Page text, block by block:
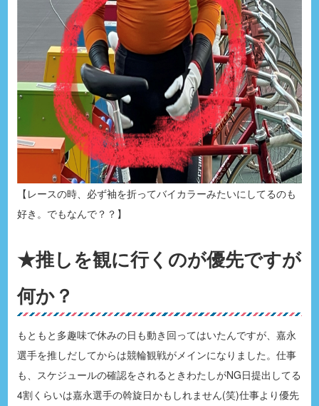
【レースの時、必ず袖を折ってバイカラーみたいにしてるのも
好き。でもなんで？？】
★推しを観に行くのが優先ですが
何か？
もともと多趣味で休みの日も動き回ってはいたんですが、嘉永
選手を推しだしてからは競輪観戦がメインになりました。仕事
も、スケジュールの確認をされるときわたしがNG日提出してる
4割くらいは嘉永選手の斡旋日かもしれません(笑)仕事より優先